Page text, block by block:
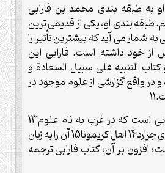
به طبقه بندى محمد بن فارابى
رسيم. طبقه بندى او، يكى از قديمى ترين
شمار مى آيد كه بيشترين تأثير را
از خود داشته است. فارابى اين
التنبيه على سبيل السعادة و
آورده و در واقع گزارشى از علوم موجود در
احصاء العلوم12، كتابى است كه در غرب به نام علوم13
شناخته مى شود و آقاى جرارد14 اهل كريمونا15 آن را به زبان
افزون بر آن، كتاب فارابى ترجمه